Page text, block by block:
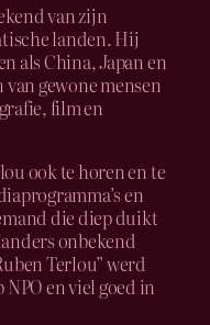
van zijn
landen. Hij
als China, Japan en
gewone mensen
film en
ook te horen en te
en
die diep duikt
onbekend
Terlou” werd
en viel goed in